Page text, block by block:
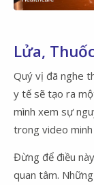
Lửa,
Quý vị đã nghe
y tế sẽ tạo ra
mình xem sự
trong video minh
Đừng để điều
quan tâm.